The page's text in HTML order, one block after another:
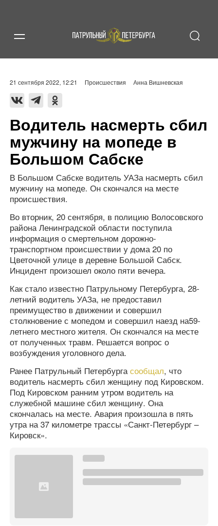
21 сентября 2022, 12:21 Происшествия Анна Вишневская
Водитель насмерть сбил
мужчину на мопеде в
Большом Сабске
В Большом Сабске водитель УАЗа насмерть сбил
мужчину на мопеде. Он скончался на месте
происшествия.
Во вторник, 20 сентября, в полицию Волосовского
района Ленинградской области поступила
информация о смертельном дорожно-
транспортном происшествии у дома 20 по
Цветочной улице в деревне Большой Сабск.
Инцидент произошел около пяти вечера.
Как стало известно Патрульному Петербурга, 28-
летний водитель УАЗа, не предоставил
преимущество в движении и совершил
столкновение с мопедом и совершил наезд на59-
летнего местного жителя. Он скончался на месте
от полученных травм. Решается вопрос о
возбуждения уголовного дела.
Ранее Патрульный Петербургасообщал, что
водитель насмерть сбил женщину под Кировском.
Под Кировском ранним утром водитель на
служебной машине сбил женщину. Она
скончалась на месте. Авария произошла в пять
утра на 37 километре трассы «Санкт-Петербург –
Кировск».